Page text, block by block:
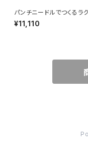
パンチニードルでつくるラ
ーチキット
¥11,110